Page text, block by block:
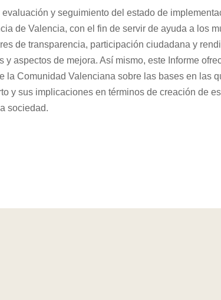
y seguimiento del estado de
de Valencia, con el fin de servir de ayuda a los
de transparencia, participación ciudadana y
aspectos de mejora. Así mismo, este Informe
la Comunidad Valenciana sobre las bases en las
y sus implicaciones en términos de creación de
sociedad.